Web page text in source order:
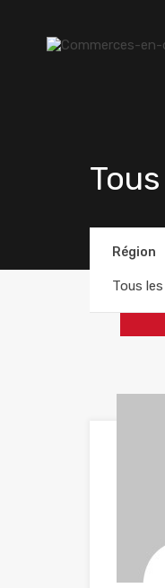
Région
Tous